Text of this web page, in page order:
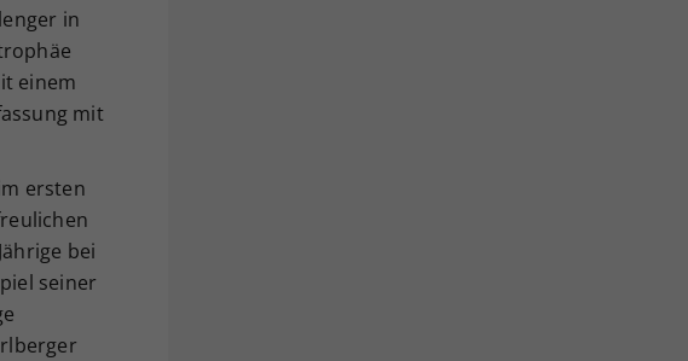
in
einem
mit
ersten
bei
seiner